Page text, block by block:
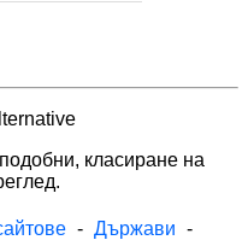
класиране на
- Държави -